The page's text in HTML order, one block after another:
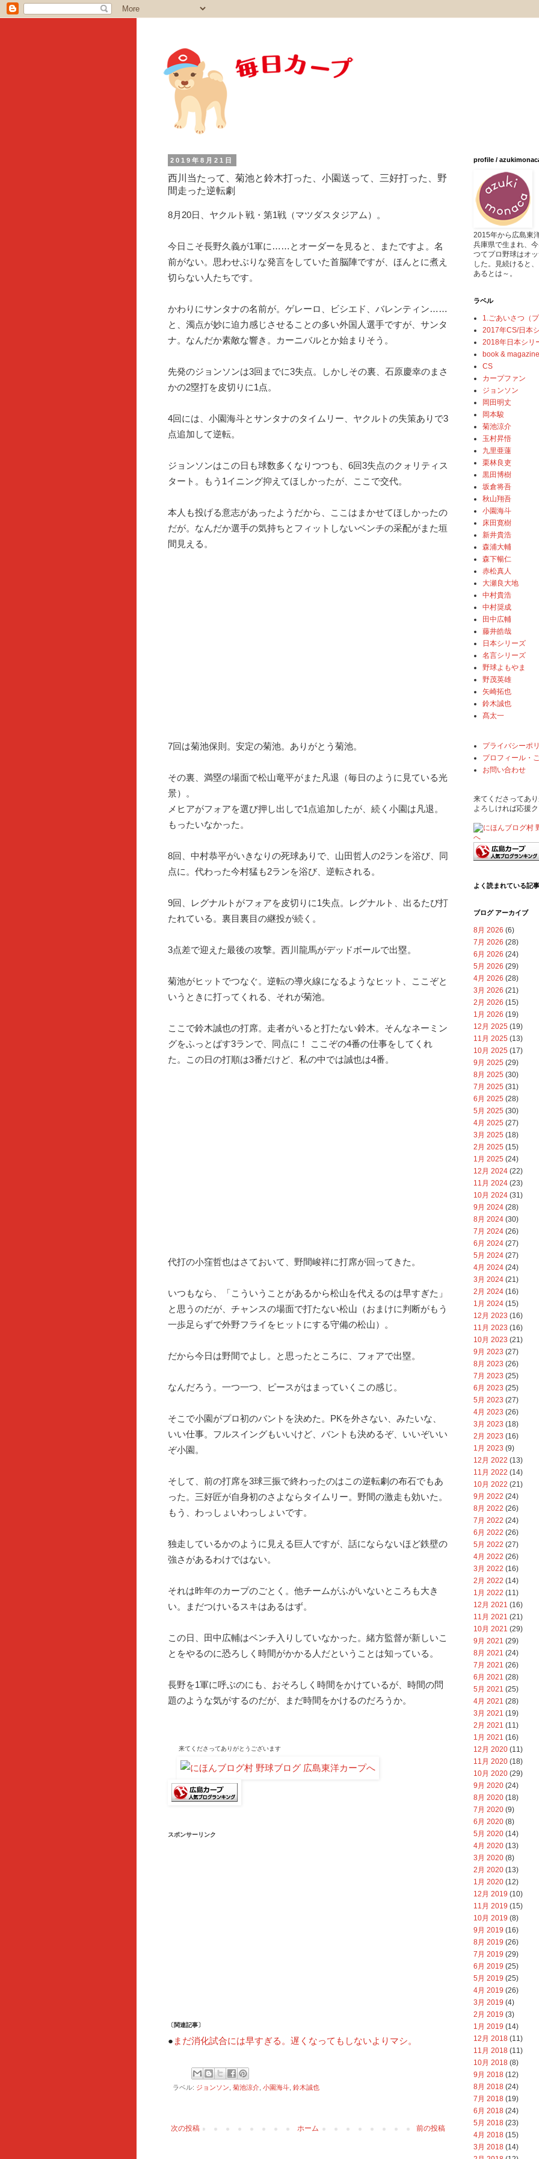
2019年8月21日
西川当たって、菊池と鈴木打った、小園送って、三好打った、野
間走った逆転劇
8月20日、ヤクルト戦・第1戦（マツダスタジアム）。
今日こそ長野久義が1軍に……とオーダーを見ると、またですよ。名
前がない。思わせぶりな発言をしていた首脳陣ですが、ほんとに煮え
切らない人たちです。
かわりにサンタナの名前が。ゲレーロ、ビシエド、バレンティン……
と、濁点が妙に迫力感じさせることの多い外国人選手ですが、サンタ
ナ。なんだか素敵な響き。カーニバルとか始まりそう。
先発のジョンソンは3回までに3失点。しかしその裏、石原慶幸のまさ
かの2塁打を皮切りに1点。
4回には、小園海斗とサンタナのタイムリー、ヤクルトの失策ありで3
点追加して逆転。
ジョンソンはこの日も球数多くなりつつも、6回3失点のクォリティス
タート。もう1イニング抑えてほしかったが、ここで交代。
本人も投げる意志があったようだから、ここはまかせてほしかったの
だが。なんだか選手の気持ちとフィットしないベンチの采配がまた垣
間見える。
7回は菊池保則。安定の菊池。ありがとう菊池。
その裏、満塁の場面で松山竜平がまた凡退（毎日のように見ている光
景）。
メヒアがフォアを選び押し出しで1点追加したが、続く小園は凡退。
もったいなかった。
8回、中村恭平がいきなりの死球ありで、山田哲人の2ランを浴び、同
点に。代わった今村猛も2ランを浴び、逆転される。
9回、レグナルトがフォアを皮切りに1失点。レグナルト、出るたび打
たれている。裏目裏目の継投が続く。
3点差で迎えた最後の攻撃。西川龍馬がデッドボールで出塁。
菊池がヒットでつなぐ。逆転の導火線になるようなヒット、ここぞと
いうときに打ってくれる、それが菊池。
ここで鈴木誠也の打席。走者がいると打たない鈴木。そんなネーミン
グをふっとばす3ランで、同点に！ ここぞの4番の仕事をしてくれ
た。この日の打順は3番だけど、私の中では誠也は4番。
代打の小窪哲也はさておいて、野間峻祥に打席が回ってきた。
いつもなら、「こういうことがあるから松山を代えるのは早すぎた」
と思うのだが、チャンスの場面で打たない松山（おまけに判断がもう
一歩足らずで外野フライをヒットにする守備の松山）。
だから今日は野間でよし。と思ったところに、フォアで出塁。
なんだろう。一つ一つ、ピースがはまっていくこの感じ。
そこで小園がプロ初のバントを決めた。PKを外さない、みたいな、
いい仕事。フルスイングもいいけど、バントも決めるぞ、いいぞいい
ぞ小園。
そして、前の打席を3球三振で終わったのはこの逆転劇の布石でもあ
った。三好匠が自身初のさよならタイムリー。野間の激走も効いた。
もう、わっしょいわっしょいです。
独走しているかのように見える巨人ですが、話にならないほど鉄壁の
強さがあるわけではない。
それは昨年のカープのごとく。他チームがふがいないところも大き
い。まだつけいるスキはあるはず。
この日、田中広輔はベンチ入りしていなかった。緒方監督が新しいこ
とをやるのに恐ろしく時間がかかる人だということは知っている。
長野を1軍に呼ぶのにも、おそろしく時間をかけているが、時間の問
題のような気がするのだが、まだ時間をかけるのだろうか。
来てくださってありがとうございます
スポンサーリンク
〔関連記事〕
● まだ消化試合には早すぎる。遅くなってもしないよりマシ。
ラベル: ジョンソン 菊池涼介 小園海斗 鈴木誠也
次の投稿 前の投稿
ホーム
profile /
2015年から広島東
兵庫県で生まれ、
つてプロ野球はオ
した。見続けると
あるとは～。
ラベル
1.ごあいさつ（
2017年CS/日本
2018年日本シリ
book & magazine
CS
カープファン
ジョンソン
岡田明丈
岡本駿
菊池涼介
玉村昇悟
九里亜蓮
栗林良吏
黒田博樹
坂倉将吾
秋山翔吾
小園海斗
床田寛樹
新井貴浩
森浦大輔
森下暢仁
赤松真人
大瀬良大地
中村貴浩
中村奨成
田中広輔
藤井皓哉
日本シリーズ
名言シリーズ
野球よもやま
野茂英雄
矢崎拓也
鈴木誠也
髙太一
プライバシーポ
プロフィール・
お問い合わせ
来てくださってあ
よろしければ応援
よく読まれている記事
ブログ アーカイブ
8月 2026 (6)
7月 2026 (28)
6月 2026 (24)
5月 2026 (29)
4月 2026 (28)
3月 2026 (21)
2月 2026 (15)
1月 2026 (19)
12月 2025 (19)
11月 2025 (13)
10月 2025 (17)
9月 2025 (29)
8月 2025 (30)
7月 2025 (31)
6月 2025 (28)
5月 2025 (30)
4月 2025 (27)
3月 2025 (18)
2月 2025 (15)
1月 2025 (24)
12月 2024 (22)
11月 2024 (23)
10月 2024 (31)
9月 2024 (28)
8月 2024 (30)
7月 2024 (26)
6月 2024 (27)
5月 2024 (27)
4月 2024 (24)
3月 2024 (21)
2月 2024 (16)
1月 2024 (15)
12月 2023 (16)
11月 2023 (16)
10月 2023 (21)
9月 2023 (27)
8月 2023 (26)
7月 2023 (25)
6月 2023 (25)
5月 2023 (27)
4月 2023 (26)
3月 2023 (18)
2月 2023 (16)
1月 2023 (9)
12月 2022 (13)
11月 2022 (14)
10月 2022 (21)
9月 2022 (24)
8月 2022 (26)
7月 2022 (24)
6月 2022 (26)
5月 2022 (27)
4月 2022 (26)
3月 2022 (16)
2月 2022 (14)
1月 2022 (11)
12月 2021 (16)
11月 2021 (21)
10月 2021 (29)
9月 2021 (29)
8月 2021 (24)
7月 2021 (26)
6月 2021 (28)
5月 2021 (25)
4月 2021 (28)
3月 2021 (19)
2月 2021 (11)
1月 2021 (16)
12月 2020 (11)
11月 2020 (18)
10月 2020 (29)
9月 2020 (24)
8月 2020 (18)
7月 2020 (9)
6月 2020 (8)
5月 2020 (14)
4月 2020 (13)
3月 2020 (8)
2月 2020 (13)
1月 2020 (12)
12月 2019 (10)
11月 2019 (15)
10月 2019 (8)
9月 2019 (16)
8月 2019 (26)
7月 2019 (29)
6月 2019 (25)
5月 2019 (25)
4月 2019 (26)
3月 2019 (4)
2月 2019 (3)
1月 2019 (14)
12月 2018 (11)
11月 2018 (11)
10月 2018 (8)
9月 2018 (12)
8月 2018 (24)
7月 2018 (19)
6月 2018 (24)
5月 2018 (23)
4月 2018 (15)
3月 2018 (14)